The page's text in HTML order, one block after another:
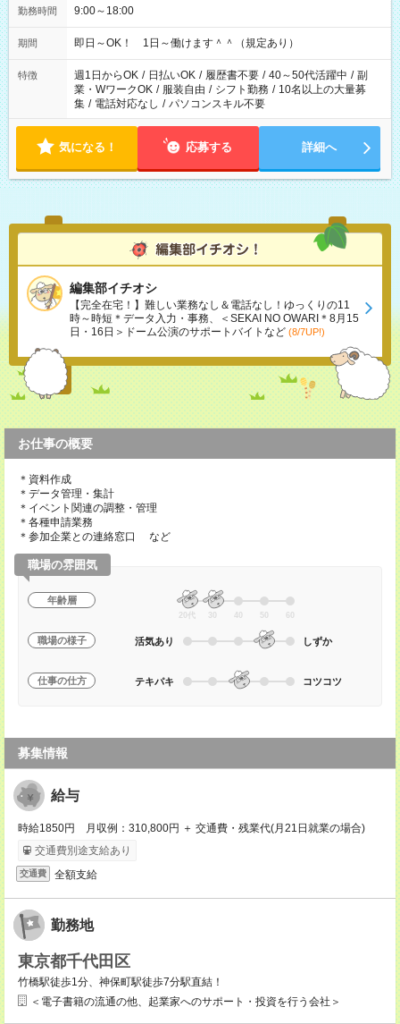
勤務時間 9:00～18:00
期間 即日～OK！ 1日～働けます＾＾（規定あり）
特徴 週1日からOK / 日払いOK / 履歴書不要 / 40～50代活躍中 / 副
業・WワークOK / 服装自由 / シフト勤務 / 10名以上の大量募
集 / 電話対応なし / パソコンスキル不要
気になる！ 応募する 詳細へ
編集部イチオシ
【完全在宅！】難しい業務なし＆電話なし！ゆっくりの11
時～時短＊データ入力・事務、＜SEKAI NO OWARI＊8月15
日・16日＞ドーム公演のサポートバイトなど (8/7UP!)
お仕事の概要
＊資料作成
＊データ管理・集計
＊イベント関連の調整・管理
＊各種申請業務
＊参加企業との連絡窓口 など
職場の雰囲気
年齢層
20代 30 40 50 60
職場の様子 活気あり しずか
仕事の仕方 テキパキ コツコツ
募集情報
給与
時給1850円 月収例：310,800円 ＋ 交通費・残業代(月21日就業の場合)
交通費別途支給あり
交通費 全額支給
勤務地
東京都千代田区
竹橋駅徒歩1分、神保町駅徒歩7分駅直結！
＜電子書籍の流通の他、起業家へのサポート・投資を行う会社＞